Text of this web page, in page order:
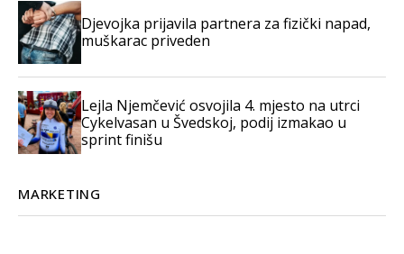
Djevojka prijavila partnera za fizički napad,
muškarac priveden
Lejla Njemčević osvojila 4. mjesto na utrci
Cykelvasan u Švedskoj, podij izmakao u
sprint finišu
MARKETING